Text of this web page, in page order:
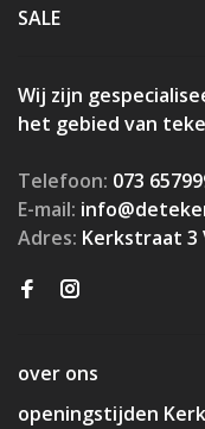
SALE
Wij zijn
het gebied van
Telefoon: 073
E-mail:
Adres: Kerkstraat 3
over ons
openingstijden